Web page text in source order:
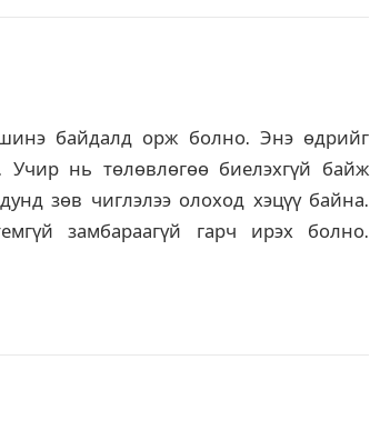
байдалд орж болно. Энэ өдрийг
Учир нь төлөвлөгөө биелэхгүй байж
зөв чиглэлээ олоход хэцүү байна.
замбараагүй гарч ирэх болно.